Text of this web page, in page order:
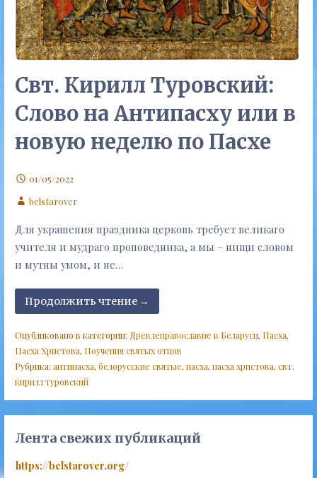
Свт. Кирилл Туровский:
Слово на Антипасху или в
новую неделю по Пасхе
01/05/2022
belstarover
Для украшения праздника церковь требует великаго
учителя и мудраго проповедника, а мы – нищи словом
и мутны умом, и не…
Продолжить чтение →
Опубликовано в категории: Древлеправославие в Беларуси, Пасха,
Пасха Христова, Поучения святых отцов
Рубрика: антипасха, белорусские святые, пасха, пасха христова, свт.
кирилл туровский
Лента свежих публикаций
https://belstarover.org/